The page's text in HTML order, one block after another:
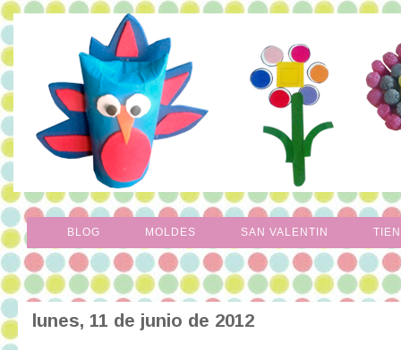
BLOG MOLDES SAN VALENTIN
lunes, 11 de junio de 2012